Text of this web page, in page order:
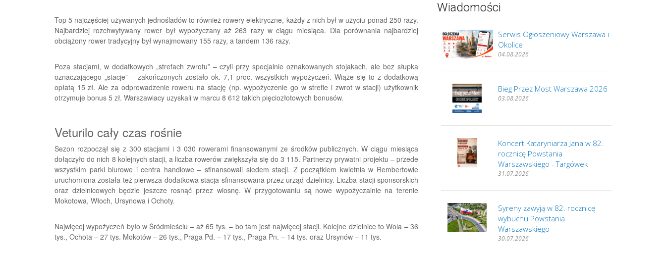
Top 5 najczęściej używanych jednośladów to również rowery elektryczne, każdy z nich był w użyciu ponad 250 razy.
Najbardziej rozchwytywany rower był wypożyczany aż 263 razy w ciągu miesiąca. Dla porównania najbardziej
obciążony rower tradycyjny był wynajmowany 155 razy, a tandem 136 razy.
Poza stacjami, w dodatkowych „strefach zwrotu” – czyli przy specjalnie oznakowanych stojakach, ale bez słupka
oznaczającego „stacje” – zakończonych zostało ok. 7,1 proc. wszystkich wypożyczeń. Wiąże się to z dodatkową
opłatą 15 zł. Ale za odprowadzenie roweru na stację (np. wypożyczenie go w strefie i zwrot w stacji) użytkownik
otrzymuje bonus 5 zł. Warszawiacy uzyskali w marcu 8 612 takich pięciozłotowych bonusów.
Veturilo cały czas rośnie
Sezon rozpoczął się z 300 stacjami i 3 030 rowerami finansowanymi ze środków publicznych. W ciągu miesiąca
dołączyło do nich 8 kolejnych stacji, a liczba rowerów zwiększyła się do 3 115. Partnerzy prywatni projektu – przede
wszystkim parki biurowe i centra handlowe – sfinansowali siedem stacji. Z początkiem kwietnia w Rembertowie
uruchomiona została też pierwsza dodatkowa stacja sfinansowana przez urząd dzielnicy. Liczba stacji sponsorskich
oraz dzielnicowych będzie jeszcze rosnąć przez wiosnę. W przygotowaniu są nowe wypożyczalnie na terenie
Mokotowa, Włoch, Ursynowa i Ochoty.
Najwięcej wypożyczeń było w Śródmieściu – aż 65 tys. – bo tam jest najwięcej stacji. Kolejne dzielnice to Wola – 36
tys., Ochota – 27 tys. Mokotów – 26 tys., Praga Pd. – 17 tys., Praga Pn. – 14 tys. oraz Ursynów – 11 tys.
Wiadomości
Serwis Ogłoszeniowy Warszawa i
Okolice
04.08.2026
Bieg Przez Most Warszawa 2026
03.08.2026
Koncert Kataryniarza Jana w 82.
rocznicę Powstania
Warszawskiego - Targówek
31.07.2026
Syreny zawyją w 82. rocznicę
wybuchu Powstania
Warszawskiego
30.07.2026